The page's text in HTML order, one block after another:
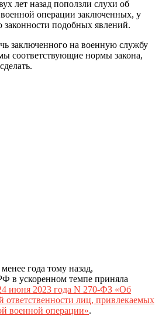
лет назад поползли слухи об
операции заключенных, у
законности подобных явлений.
заключенного на военную службу
соответствующие нормы закона,
года тому назад,
в ускоренном темпе приняла
июня 2023 года N 270-ФЗ «Об
ответственности лиц, привлекаемых
военной операции».